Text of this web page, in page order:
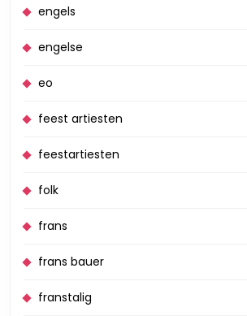
engels
engelse
eo
feest artiesten
feestartiesten
folk
frans
frans bauer
franstalig